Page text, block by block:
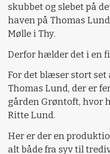
skubbet og slebet på
haven på Thomas
Mølle i Thy.
Derfor hælder det i en
For det blæser stort set
Thomas Lund, der er
gården Grøntoft, hvor
Ritte Lund.
Her er der en
alt både fra syv til